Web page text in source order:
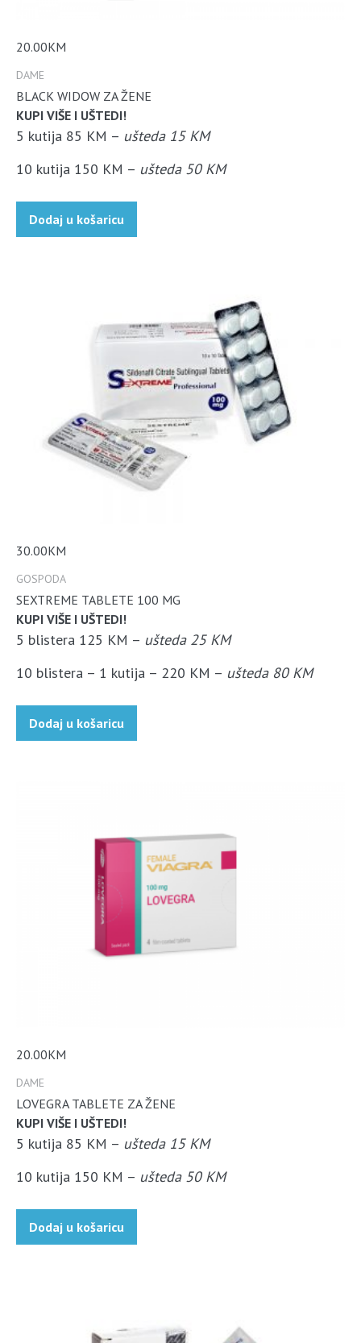
20.00KM
DAME
BLACK WIDOW ZA ŽENE
KUPI VIŠE I UŠTEDI!
5 kutija 85 KM – ušteda 15 KM
10 kutija 150 KM – ušteda 50 KM
Dodaj u košaricu
30.00KM
GOSPODA
SEXTREME TABLETE 100 MG
KUPI VIŠE I UŠTEDI!
5 blistera 125 KM – ušteda 25 KM
10 blistera – 1 kutija – 220 KM – ušteda 80 KM
Dodaj u košaricu
20.00KM
DAME
LOVEGRA TABLETE ZA ŽENE
KUPI VIŠE I UŠTEDI!
5 kutija 85 KM – ušteda 15 KM
10 kutija 150 KM – ušteda 50 KM
Dodaj u košaricu